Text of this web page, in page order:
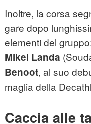
Inoltre, la corsa
gare dopo
elementi del
Mikel Landa
Benoot, al suo
maglia della
Caccia alle